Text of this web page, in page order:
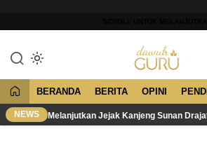
konten
Dawuh Guru
Merawat Tradisi, Membangun
BERANDA BERITA OPINI
NEWS Melanjutkan Jejak Kanjeng Sunan